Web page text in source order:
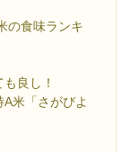
の食味ランキ
良し！
米「さがびよ